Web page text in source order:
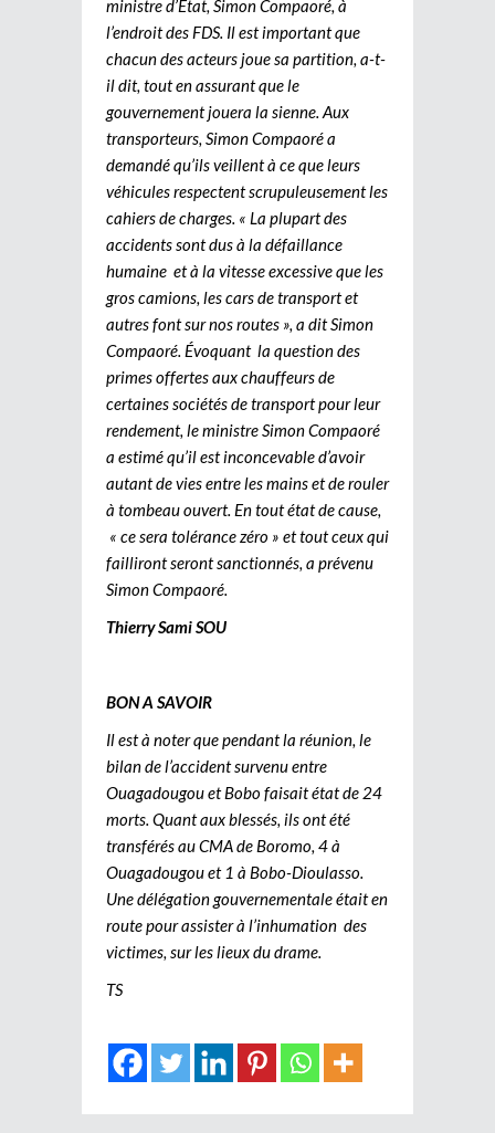
ministre d’Etat, Simon Compaoré, à
l’endroit des FDS. Il est important que
chacun des acteurs joue sa partition, a-t-
il dit, tout en assurant que le
gouvernement jouera la sienne. Aux
transporteurs, Simon Compaoré a
demandé qu’ils veillent à ce que leurs
véhicules respectent scrupuleusement les
cahiers de charges. « La plupart des
accidents sont dus à la défaillance
humaine et à la vitesse excessive que les
gros camions, les cars de transport et
autres font sur nos routes », a dit Simon
Compaoré. Évoquant la question des
primes offertes aux chauffeurs de
certaines sociétés de transport pour leur
rendement, le ministre Simon Compaoré
a estimé qu’il est inconcevable d’avoir
autant de vies entre les mains et de rouler
à tombeau ouvert. En tout état de cause,
« ce sera tolérance zéro » et tout ceux qui
failliront seront sanctionnés, a prévenu
Simon Compaoré.
Thierry Sami SOU
BON A SAVOIR
Il est à noter que pendant la réunion, le
bilan de l’accident survenu entre
Ouagadougou et Bobo faisait état de 24
morts. Quant aux blessés, ils ont été
transférés au CMA de Boromo, 4 à
Ouagadougou et 1 à Bobo-Dioulasso.
Une délégation gouvernementale était en
route pour assister à l’inhumation des
victimes, sur les lieux du drame.
TS